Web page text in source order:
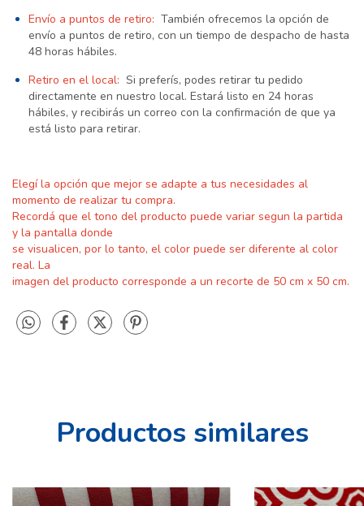
Envío a puntos de retiro: También ofrecemos la opción de
envío a puntos de retiro, con un tiempo de despacho de hasta
48 horas hábiles.
Retiro en el local: Si preferís, podes retirar tu pedido
directamente en nuestro local. Estará listo en 24 horas
hábiles, y recibirás un correo con la confirmación de que ya
está listo para retirar.
Elegí la opción que mejor se adapte a tus necesidades al
momento de realizar tu compra.
Recordá que el tono del producto puede variar segun la partida
y la pantalla donde
se visualicen, por lo tanto, el color puede ser diferente al color
real. La
imagen del producto corresponde a un recorte de 50 cm x 50 cm.
Productos similares